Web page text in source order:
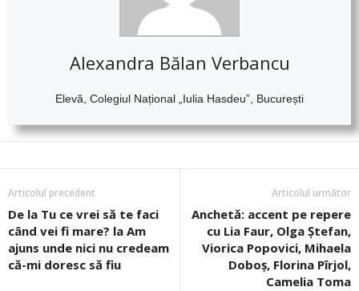
Alexandra Bălan Verbancu
Elevă, Colegiul Național „Iulia Hasdeu”, București
Articolul precedent
De la Tu ce vrei să te faci
când vei fi mare? la Am
ajuns unde nici nu credeam
că-mi doresc să fiu
Articolul următor
Anchetă: accent pe repere
cu Lia Faur, Olga Ștefan,
Viorica Popovici, Mihaela
Doboș, Florina Pîrjol,
Camelia Toma